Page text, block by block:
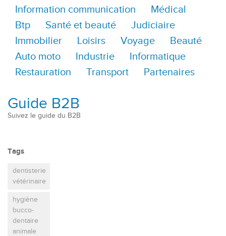
Information communication
Médical
Btp
Santé et beauté
Judiciaire
Immobilier
Loisirs Voyage
Beauté
Auto moto
Industrie
Informatique
Restauration
Transport Partenaires
Guide B2B
Suivez le guide du B2B
Tags
dentisterie
vétérinaire
hygiène
bucco-
dentaire
animale